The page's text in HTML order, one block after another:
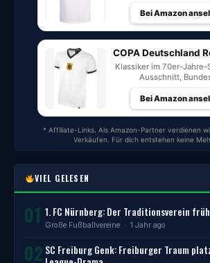
Bei Amazon
COPA Deutschland
Klassiker im 70er-Jahre-
Ausschnitt,
Bei Amazon
* Affiliate-Links. Als Amazon-Partner verdienen
Verkäufen. Für dich entstehen keine
VIEL GELESEN
01 1. FC Nürnberg: Der Traditionsverein
Große Fußballvereine · 1 Jahr ago
02 SC Freiburg Genk: Freiburger Traum